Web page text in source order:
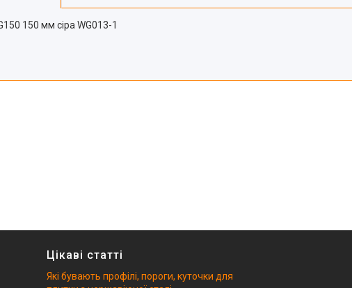
150 мм сіра WG013-1
Цікаві статті
Які бувають профілі, пороги, куточки для